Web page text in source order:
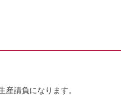
産請負になります。